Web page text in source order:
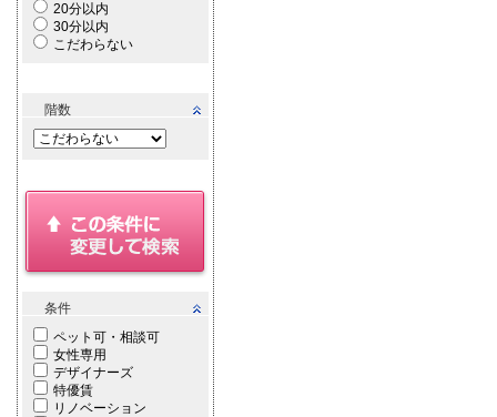
20分以内
30分以内
こだわらない
階数
条件
ペット可・相談可
女性専用
デザイナーズ
特優賃
リノベーション